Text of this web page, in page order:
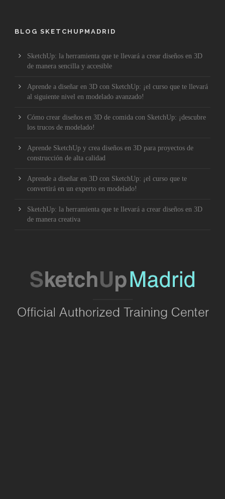
BLOG SKETCHUPMADRID
SketchUp: la herramienta que te llevará a crear diseños en 3D
de manera sencilla y accesible
Aprende a diseñar en 3D con SketchUp: ¡el curso que te llevará
al siguiente nivel en modelado avanzado!
Cómo crear diseños en 3D de comida con SketchUp: ¡descubre
los trucos de modelado!
Aprende SketchUp y crea diseños en 3D para proyectos de
construcción de alta calidad
Aprende a diseñar en 3D con SketchUp: ¡el curso que te
convertirá en un experto en modelado!
SketchUp: la herramienta que te llevará a crear diseños en 3D
de manera creativa